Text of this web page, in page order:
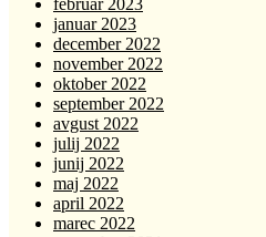
januar 2023
december 2022
november 2022
oktober 2022
september 2022
avgust 2022
julij 2022
junij 2022
maj 2022
april 2022
marec 2022